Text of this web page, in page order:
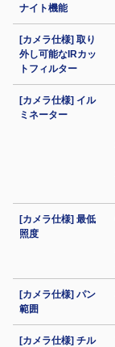
ナイト機能
[カメラ仕様] 取り
外し可能なIRカッ
トフィルター
[カメラ仕様] イル
ミネーター
[カメラ仕様] 最低
照度
[カメラ仕様] パン
範囲
[カメラ仕様] チル